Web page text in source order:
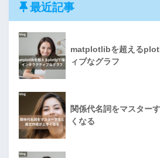
最近記事
matplotlibを超える
ィブなグラフ
関係代名詞をマスター
くなる